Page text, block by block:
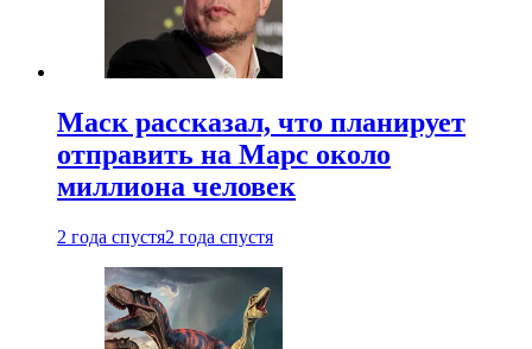
Маск рассказал, что планирует
отправить на Марс около
миллиона человек
2 года спустя2 года спустя